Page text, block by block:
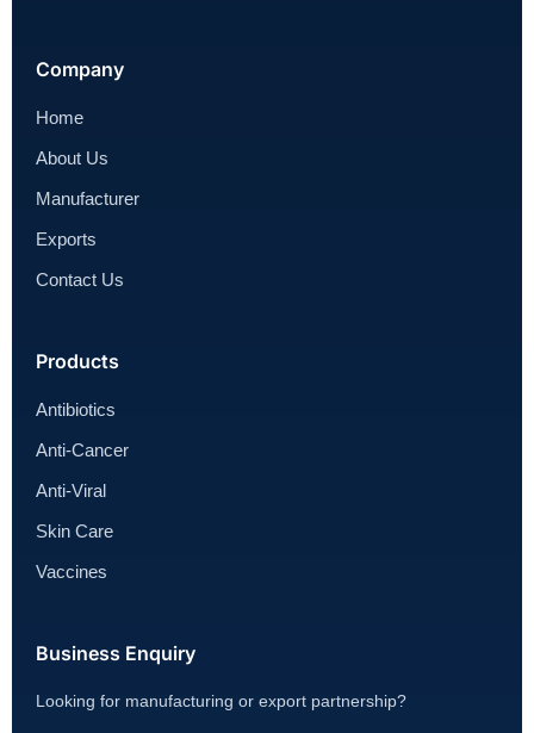
Company
Home
About Us
Manufacturer
Exports
Contact Us
Products
Antibiotics
Anti-Cancer
Anti-Viral
Skin Care
Vaccines
Business Enquiry
Looking for manufacturing or export partnership?